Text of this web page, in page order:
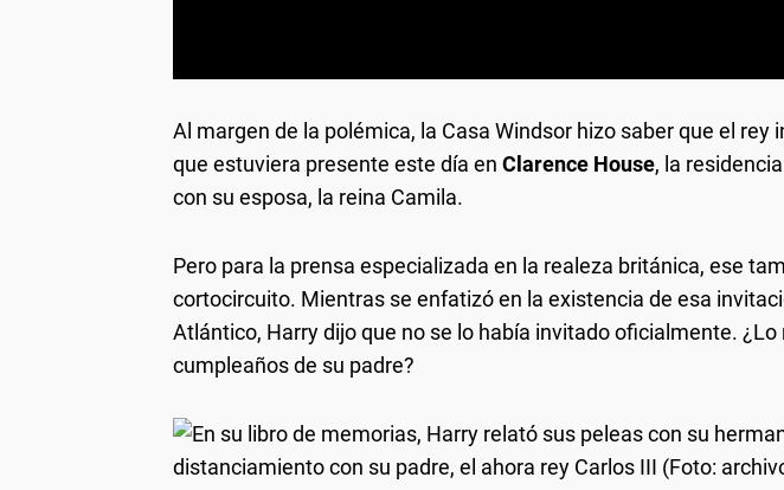
Al margen de la polémica, la Casa Windsor hizo saber que el rey
que estuviera presente este día en Clarence House, la
con su esposa, la reina Camila.
Pero para la prensa especializada en la realeza británica, ese
cortocircuito. Mientras se enfatizó en la existencia de esa
Atlántico, Harry dijo que no se lo había invitado oficialmente. ¿Lo
cumpleaños de su padre?